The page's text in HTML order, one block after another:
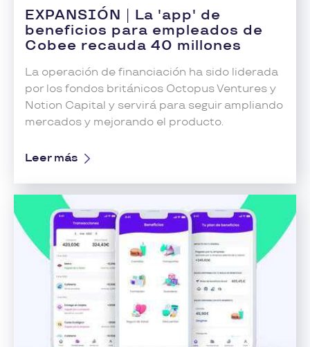
EXPANSIÓN
La 'app' de
beneficios para empleados de
Cobee recauda 40 millones
La operación de financiación ha sido liderada
por los fondos británicos Octopus Ventures y
Notion Capital y servirá para seguir ampliando
mercados y mejorando el producto.
Leer más